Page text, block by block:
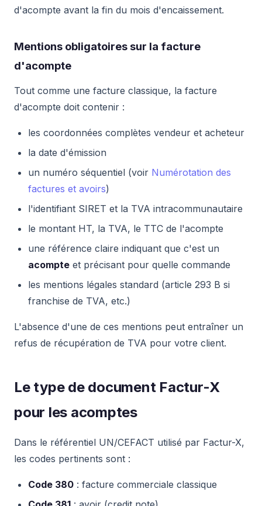
d'acompte avant la fin du mois d'encaissement.
Mentions obligatoires sur la facture
d'acompte
Tout comme une facture classique, la facture
d'acompte doit contenir :
les coordonnées complètes vendeur et acheteur
la date d'émission
un numéro séquentiel (voir Numérotation des
factures et avoirs)
l'identifiant SIRET et la TVA intracommunautaire
le montant HT, la TVA, le TTC de l'acompte
une référence claire indiquant que c'est un
acompte et précisant pour quelle commande
les mentions légales standard (article 293 B si
franchise de TVA, etc.)
L'absence d'une de ces mentions peut entraîner un
refus de récupération de TVA pour votre client.
Le type de document Factur-X
pour les acomptes
Dans le référentiel UN/CEFACT utilisé par Factur-X,
les codes pertinents sont :
Code 380 : facture commerciale classique